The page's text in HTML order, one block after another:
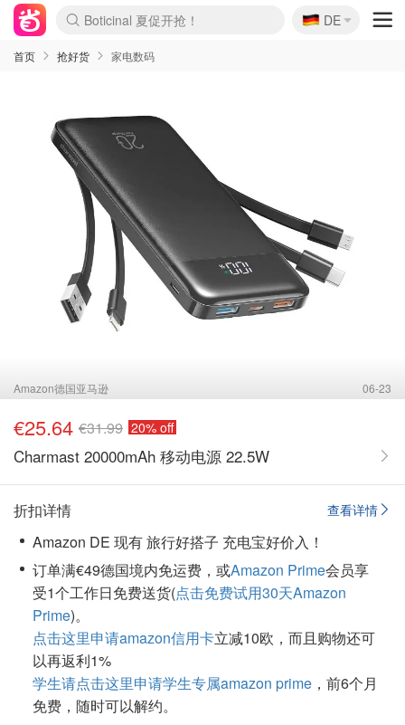
4折！lulu周四疯狂上新
还没结束！&OtherStories大促
Joybuy变相75折 随时失效
速领！Stanley独家85折
疑似霸哥！Camper额外叠85折
Zalando 奥莱闪促！每日更新
Moncler反季囤！5折起+叠9折
Coach Brooklyn仅€192
🇩🇪
DE
首页 抢好货 家电数码
Amazon德国亚马逊 06-23
€25.64 €31.99 20% off
Charmast 20000mAh 移动电源 22.5W
查看详情
折扣详情
Amazon DE 现有 旅行好搭子 充电宝好价入！
订单满€49德国境内免运费，或Amazon Prime会员享
受1个工作日免费送货(点击免费试用30天Amazon
Prime)。
点击这里申请amazon信用卡立减10欧，而且购物还可
以再返利1%
学生请点击这里申请学生专属amazon prime ，前6个月
免费，随时可以解约。